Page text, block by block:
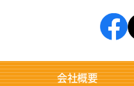
会社概要